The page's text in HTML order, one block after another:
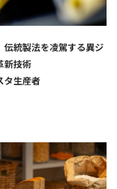
伝統製法を凌駕する異ジ
新技術
生産者